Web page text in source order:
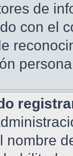
de
con el
nombre